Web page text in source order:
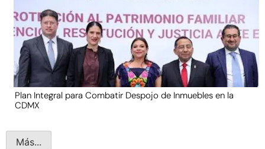
Plan Integral para Combatir Despojo de Inmuebles en la
CDMX
Más...